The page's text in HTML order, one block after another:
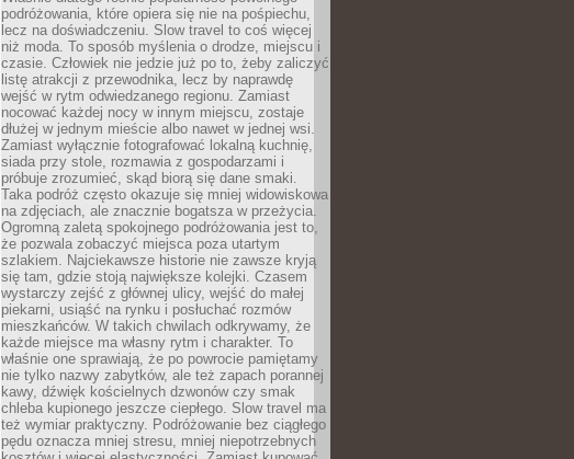
podróżowania, które opiera się nie na pośpiechu,
lecz na doświadczeniu. Slow travel to coś więcej
niż moda. To sposób myślenia o drodze, miejscu i
czasie. Człowiek nie jedzie już po to, żeby zaliczyć
listę atrakcji z przewodnika, lecz by naprawdę
wejść w rytm odwiedzanego regionu. Zamiast
nocować każdej nocy w innym miejscu, zostaje
dłużej w jednym mieście albo nawet w jednej wsi.
Zamiast wyłącznie fotografować lokalną kuchnię,
siada przy stole, rozmawia z gospodarzami i
próbuje zrozumieć, skąd biorą się dane smaki.
Taka podróż często okazuje się mniej widowiskowa
na zdjęciach, ale znacznie bogatsza w przeżycia.
Ogromną zaletą spokojnego podróżowania jest to,
że pozwala zobaczyć miejsca poza utartym
szlakiem. Najciekawsze historie nie zawsze kryją
się tam, gdzie stoją największe kolejki. Czasem
wystarczy zejść z głównej ulicy, wejść do małej
piekarni, usiąść na rynku i posłuchać rozmów
mieszkańców. W takich chwilach odkrywamy, że
każde miejsce ma własny rytm i charakter. To
właśnie one sprawiają, że po powrocie pamiętamy
nie tylko nazwy zabytków, ale też zapach porannej
kawy, dźwięk kościelnych dzwonów czy smak
chleba kupionego jeszcze ciepłego. Slow travel ma
też wymiar praktyczny. Podróżowanie bez ciągłego
pędu oznacza mniej stresu, mniej niepotrzebnych